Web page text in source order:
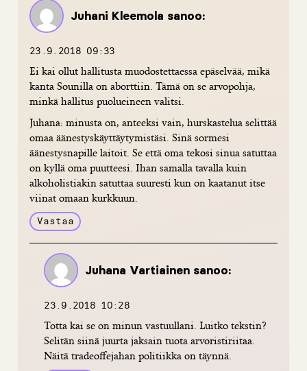
Juhani Kleemola sanoo:
23.9.2018 09:33
Ei kai ollut hallitusta muodostettaessa epäselvää, mikä
kanta Sounilla on aborttiin. Tämä on se arvopohja,
minkä hallitus puolueineen valitsi.
Juhana: minusta on, anteeksi vain, hurskastelua selittää
omaa äänestyskäyttäytymistäsi. Sinä sormesi
äänestysnapille laitoit. Se että oma tekosi sinua satuttaa
on kyllä oma puutteesi. Ihan samalla tavalla kuin
alkoholistiakin satuttaa suuresti kun on kaatanut itse
viinat omaan kurkkuun.
Vastaa
Juhana Vartiainen sanoo:
23.9.2018 10:28
Totta kai se on minun vastuullani. Luitko tekstin?
Selitän siinä juurta jaksain tuota arvoristiriitaa.
Näitä tradeoffejahan politiikka on täynnä.